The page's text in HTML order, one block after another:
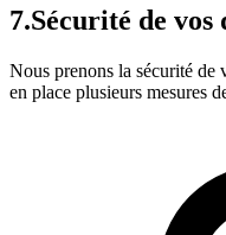
7.Sécurité de vos
Nous prenons la sécurité de
en place plusieurs mesures